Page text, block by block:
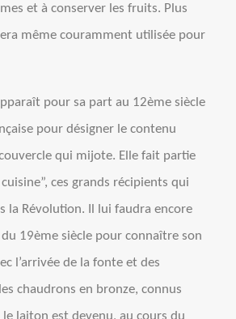
et à conserver les fruits. Plus
même couramment utilisée pour
pour sa part au 12ème siècle
pour désigner le contenu
qui mijote. Elle fait partie
ces grands récipients qui
la Révolution. Il lui faudra encore
19ème siècle pour connaître son
l’arrivée de la fonte et des
chaudrons en bronze, connus
le laiton est devenu, au cours du